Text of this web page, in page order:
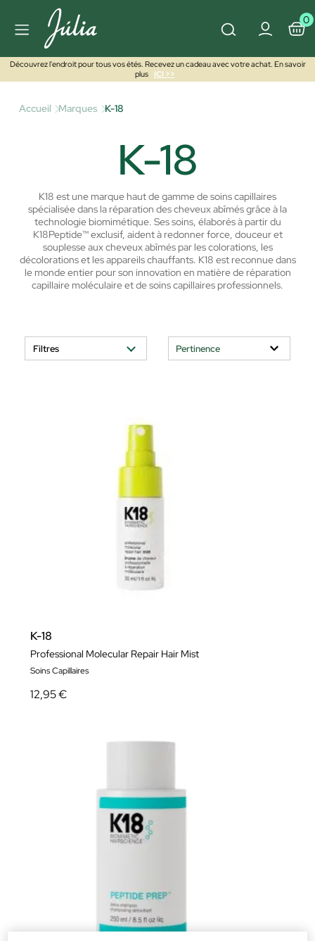
0
Découvrez l'endroit pour tous vos étés. Recevez un cadeau avec votre achat. En savoir
plus
ICI >>
Accueil Marques K-18
K-18
K18 est une marque haut de gamme de soins capillaires
spécialisée dans la réparation des cheveux abîmés grâce à la
technologie biomimétique. Ses soins, élaborés à partir du
K18Peptide™ exclusif, aident à redonner force, douceur et
souplesse aux cheveux abîmés par les colorations, les
décolorations et les appareils chauffants. K18 est reconnue dans
le monde entier pour son innovation en matière de réparation
capillaire moléculaire et de soins capillaires professionnels.
Filtres
K-18
Professional Molecular Repair Hair Mist
Soins Capillaires
12,95 €